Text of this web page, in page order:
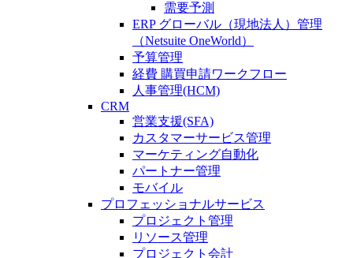
需要予測
ERP グローバル（現地法人）管理
（Netsuite OneWorld）
予算管理
経費 購買申請ワークフロー
人事管理(HCM)
CRM
営業支援(SFA)
カスタマーサービス管理
マーケティング自動化
パートナー管理
モバイル
プロフェッショナルサービス
プロジェクト管理
リソース管理
プロジェクト会計